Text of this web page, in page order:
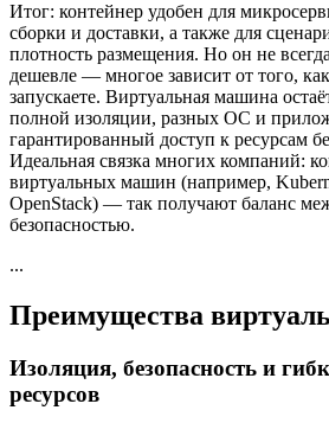
Итог: контейнер удобен для
сборки и доставки, а также для
плотность размещения. Но он не
дешевле — многое зависит от того,
запускаете. Виртуальная машина
полной изоляции, разных ОС и
гарантированный доступ к ресурсам
Идеальная связка многих компаний:
виртуальных машин (например,
OpenStack) — так получают баланс
безопасностью.
...
Преимущества
Изоляция, безопасность и
ресурсов